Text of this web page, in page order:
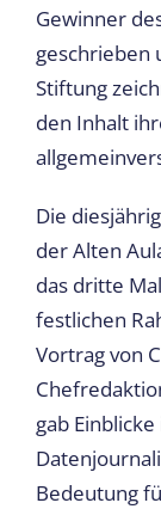
Gewinner
geschrieben
Stiftung
den Inhalt
Die
der Alten
das dritte
festlichen
Vortrag von
gab
Bedeutung